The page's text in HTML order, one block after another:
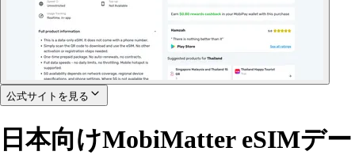
公式サイトを見る
日本向けMobiMatter eSIMデー